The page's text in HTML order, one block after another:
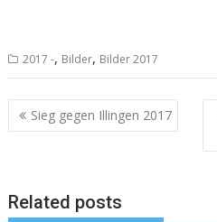
2017 -, Bilder, Bilder 2017
Beitragsnavigation
Sieg gegen Illingen 2017
Related posts